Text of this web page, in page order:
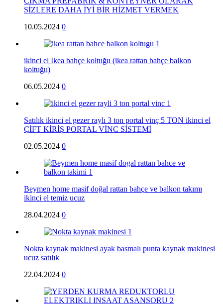
SİZLERE DAHA İYİ BİR HİZMET VERMEK
10.05.2024 0
ikinci el Ikea bahçe koltuğu (ikea rattan bahçe balkon
koltuğu)
06.05.2024 0
Satılık ikinci el gezer raylı 3 ton portal vinç 5 TON ikinci el
ÇİFT KİRİŞ PORTAL VİNC SİSTEMİ
02.05.2024 0
Beymen home masif doğal rattan bahçe ve balkon takımı
ikinci el temiz ucuz
28.04.2024 0
Nokta kaynak makinesi ayak basmalı punta kaynak makinesi
ucuz satılık
22.04.2024 0